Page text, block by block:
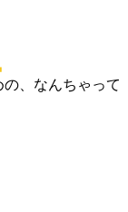
、なんちゃって